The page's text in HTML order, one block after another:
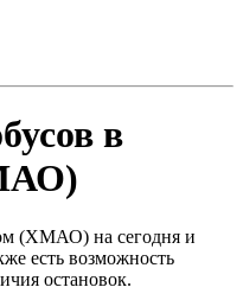
в
(ХМАО) на сегодня и
есть возможность
остановок.